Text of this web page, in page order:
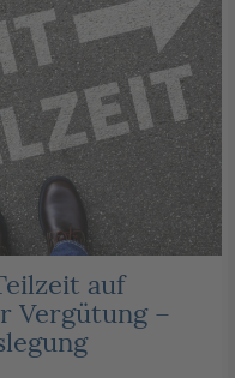
auf
Vergütung –